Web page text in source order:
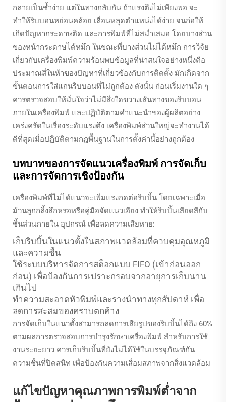
กลายเป็นช้ำง่าย แต่ในทางกลับกัน ถ้าแรงตึงไม่เพียงพอ จะ
ทำให้ริบบอนหย่อนคล้อย เลื่อนหลุดตำแหน่งได้ง่าย จนก่อให้
เกิดปัญหากระดาษติด และการพิมพ์ที่ไม่สม่ำเสมอ โดยบางส่วน
ของหน้ากระดาษได้หมึก ในขณะที่บางส่วนไม่ได้หมึก การวิจัย
เกี่ยวกับเครื่องพิมพ์ความร้อนพบข้อมูลที่น่าสนใจอย่างหนึ่งคือ
ประมาณสี่ในห้าของปัญหาที่เกี่ยวข้องกับการติดตั้ง มักเกิดจาก
ขั้นตอนการใส่แกนริบบอนที่ไม่ถูกต้อง ดังนั้น ก่อนเริ่มงานใด ๆ
ควรตรวจสอบให้มั่นใจว่าไม่มีสิ่งใดขวางเส้นทางของริบบอน
ภายในเครื่องพิมพ์ และปฏิบัติตามคำแนะนำของผู้ผลิตอย่าง
เคร่งครัดในเรื่องระดับแรงตึง เครื่องพิมพ์ส่วนใหญ่จะทำงานได้
ดีที่สุดเมื่อปฏิบัติตามกฎพื้นฐานในการตั้งค่านี้อย่างถูกต้อง
บทบาทของการจัดแนวเครื่องพิมพ์ การจัดเก็บ
และการจัดการเชิงป้องกัน
เครื่องพิมพ์ที่ไม่ได้แนวจะเพิ่มแรงกดต่อริบบิ้น โดยเฉพาะเมื่อ
ม้วนลูกกลิ้งสึกหรอหรือคู่มือจัดแนวเอียง ทำให้ริบบิ้นเสียดสีกับ
ชิ้นส่วนภายใน อุปกรณ์ เพื่อลดความเสียหาย:
เก็บริบบิ้นในแนวตั้งในสภาพแวดล้อมที่ควบคุมอุณหภูมิ
และความชื้น
ใช้ระบบบริหารจัดการสต็อกแบบ FIFO (เข้าก่อนออก
ก่อน) เพื่อป้องกันการเปราะกรอบจากอายุการเก็บนาน
เกินไป
ทำความสะอาดหัวพิมพ์และรางนำทางทุกสัปดาห์ เพื่อ
ลดการสะสมของคราบตกค้าง
การจัดเก็บในแนวตั้งสามารถลดการเสียรูปของริบบิ้นได้ถึง 60%
ตามผลการตรวจสอบการบำรุงรักษาเครื่องพิมพ์ สำหรับการใช้
งานระยะยาว ควรเก็บริบบิ้นที่ยังไม่ได้ใช้ในบรรจุภัณฑ์กัน
ความชื้นที่ปิดสนิท เพื่อป้องกันความเสื่อมสภาพจากสิ่งแวดล้อม
แก้ไขปัญหาคุณภาพการพิมพ์ต่ำจาก